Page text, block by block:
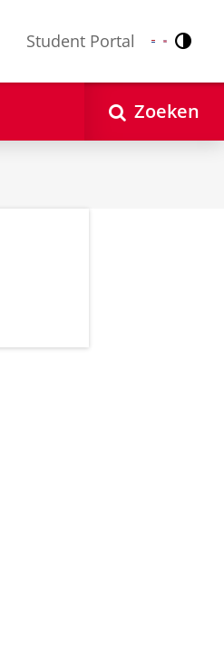
Student Portal Nederlands
English
Zoeken